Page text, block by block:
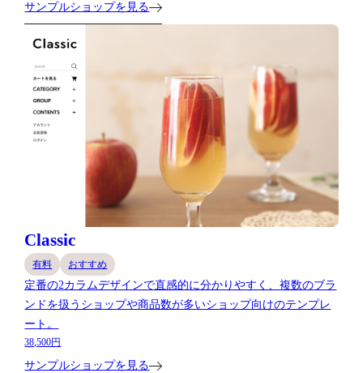
サンプルショップを見る
Classic
有料 おすすめ
定番の2カラムデザインで直感的に分かりやすく、複数のブラ
ンドを扱うショップや商品数が多いショップ向けのテンプレ
ート。
38,500円
サンプルショップを見る